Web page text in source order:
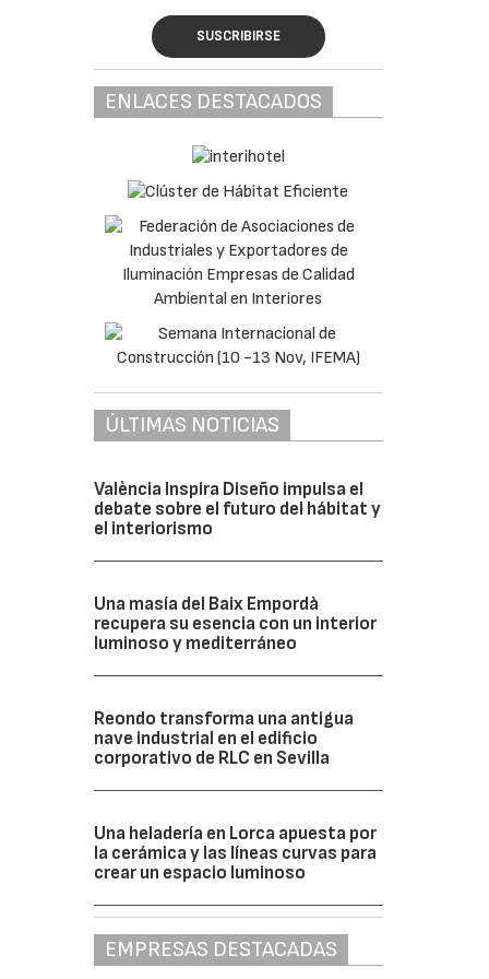
SUSCRIBIRSE
ENLACES DESTACADOS
ÚLTIMAS NOTICIAS
València Inspira Diseño impulsa el
debate sobre el futuro del hábitat y
el interiorismo
Una masía del Baix Empordà
recupera su esencia con un interior
luminoso y mediterráneo
Reondo transforma una antigua
nave industrial en el edificio
corporativo de RLC en Sevilla
Una heladería en Lorca apuesta por
la cerámica y las líneas curvas para
crear un espacio luminoso
EMPRESAS DESTACADAS